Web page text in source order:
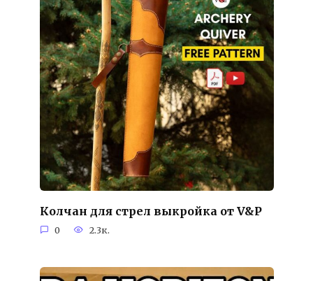
Колчан для стрел выкройка от V&P
0 2.3к.